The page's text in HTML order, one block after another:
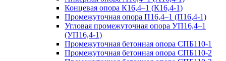
Концевая опора К16,4–1 (К16,4-1)
Промежуточная опора П16,4–1 (П16,4-1)
Угловая промежуточная опора УП16,4–1
(УП16,4-1)
Промежуточная бетонная опора СПБ110-1
Промежуточная бетонная опора СПБ110-2